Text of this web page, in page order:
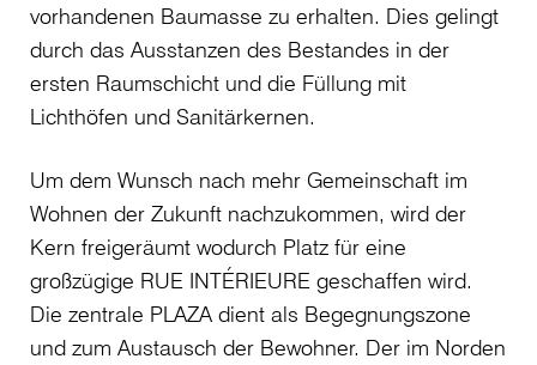
vorhandenen Baumasse zu erhalten. Dies gelingt
durch das Ausstanzen des Bestandes in der
ersten Raumschicht und die Füllung mit
Lichthöfen und Sanitärkernen.
Um dem Wunsch nach mehr Gemeinschaft im
Wohnen der Zukunft nachzukommen, wird der
Kern freigeräumt wodurch Platz für eine
großzügige RUE INTÉRIEURE geschaffen wird.
Die zentrale PLAZA dient als Begegnungszone
und zum Austausch der Bewohner. Der im Norden